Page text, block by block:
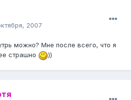
2007
можно? Мне после всего, что я
страшно
))